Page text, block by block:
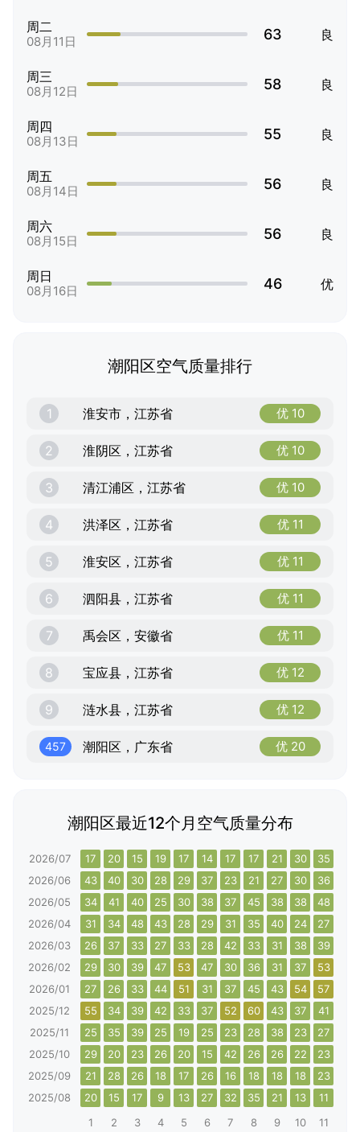
周二
08月11日 63 良
周三
08月12日 58 良
周四
08月13日 55 良
周五
08月14日 56 良
周六
08月15日 56 良
周日
08月16日 46 优
潮阳区空气质量排行
1 淮安市，江苏省 优 10
2 淮阴区，江苏省 优 10
3 清江浦区，江苏省 优 10
4 洪泽区，江苏省 优 11
5 淮安区，江苏省 优 11
6 泗阳县，江苏省 优 11
7 禹会区，安徽省 优 11
8 宝应县，江苏省 优 12
9 涟水县，江苏省 优 12
457 潮阳区，广东省 优 20
潮阳区最近12个月空气质量分布
2026/07 17 20 15 19 17 14 17 17 21 30 35
2026/06
43 40 30 28 29 37 23 21 27 30 36
2026/05
34 41 40 25 30 38 37 45 38 38 48
2026/04
31 34 48 43 28 29 31 35 40 24 27
2026/03
26 37 33 27 33 28 42 33 31 38 39
2026/02
29 30 39 47 53 47 30 36 31 37 53
2026/01
27 26 33 44 51 31 37 45 43 54 57
2025/12
55 34 39 42 33 37 52 60 43 37 41
2025/11
25 35 39 25 19 25 23 28 38 23 27
2025/10
29 20 23 26 20 15 42 26 26 22 23
2025/09
21 28 26 18 17 26 16 18 18 18 23
2025/08
20 15 17 9 13 27 32 35 21 13 11
1
2 3 4 5 6 7 8 9 10 11